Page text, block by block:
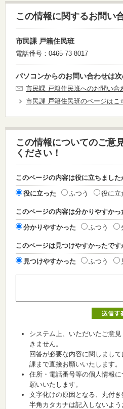
この情報に関するお問い
市民課 戸籍住民班
電話番号：0465-73-8017
パソコンからのお問い合わせは
市民課 戸籍住民班へのお問い合
市民課 戸籍住民班のページはこ
この情報についてのご意
ください！
このページの内容は役に立ちました
役に立った ふつう 役に立
このページの内容は分かりやすかっ
分かりやすかった ふつう
このページは見つけやすかったです
見つけやすかった ふつう
システム上、いただいたご意
きません。
回答が必要な内容に関しまし
課まで直接お願いいたします。
住所・電話番号等の個人情報
願いいたします。
文字化けの原因となる、丸付
半角カタカナは記入しないよう